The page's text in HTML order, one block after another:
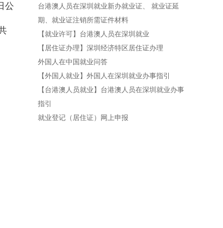
公
台港澳人员在深圳就业新办就业证、 就业证延
期、就业证注销所需证件材料
【就业许可】台港澳人员在深圳就业
【居住证办理】深圳经济特区居住证办理
外国人在中国就业问答
【外国人就业】外国人在深圳就业办事指引
【台港澳人员就业】台港澳人员在深圳就业办事
指引
就业登记（居住证）网上申报